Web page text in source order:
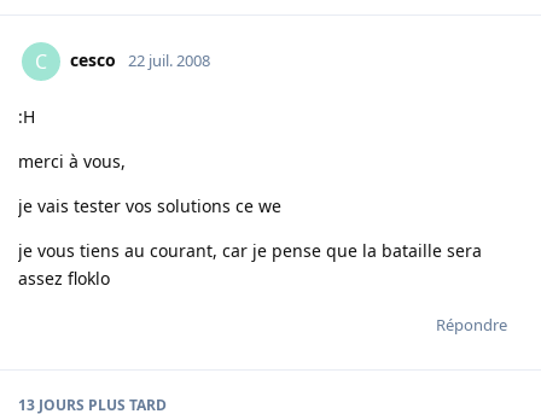
C cesco 22 juil. 2008
:H
merci à vous,
je vais tester vos solutions ce we
je vous tiens au courant, car je pense que la bataille sera
assez floklo
Répondre
13 JOURS PLUS TARD